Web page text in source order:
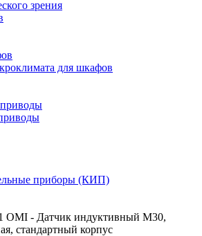
зрения
для шкафов
приборы (КИП)
OMI - Датчик индуктивный M30,
стандартный корпус